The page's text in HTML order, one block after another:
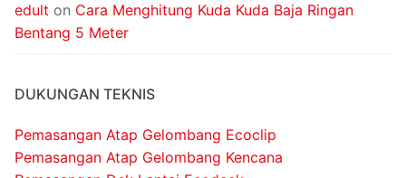
edult on Cara Menghitung Kuda Kuda Baja Ringan
Bentang 5 Meter
DUKUNGAN TEKNIS
Pemasangan Atap Gelombang Ecoclip
Pemasangan Atap Gelombang Kencana